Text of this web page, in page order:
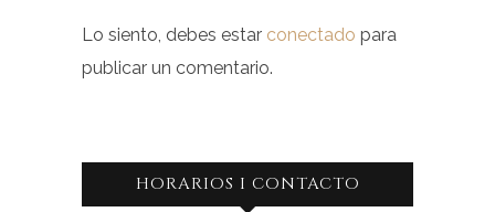
Lo siento, debes estar conectado para
publicar un comentario.
HORARIOS I CONTACTO